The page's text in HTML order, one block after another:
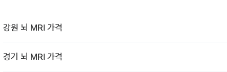
강원 뇌 MRI 가격
경기 뇌 MRI 가격